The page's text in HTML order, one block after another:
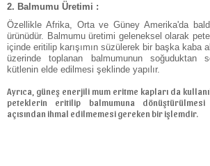
2. Balmumu Üretimi :
Özellikle Afrika, Orta ve Güney Amerika'da
ürünüdür. Balmumu üretimi geleneksel olarak
içinde eritilip karışımın süzülerek bir başka kaba
üzerinde toplanan balmumunun soğuduktan
kütlenin elde edilmesi şeklinde yapılır.
Ayrıca, güneş enerjili mum eritme kapları da
peteklerin eritilip balmumuna dönüştürülmesi
açısından ihmal edilmemesi gereken bir işlemdir.